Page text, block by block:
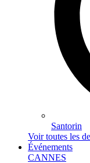
Santorin
Voir toutes les
Événements
CANNES